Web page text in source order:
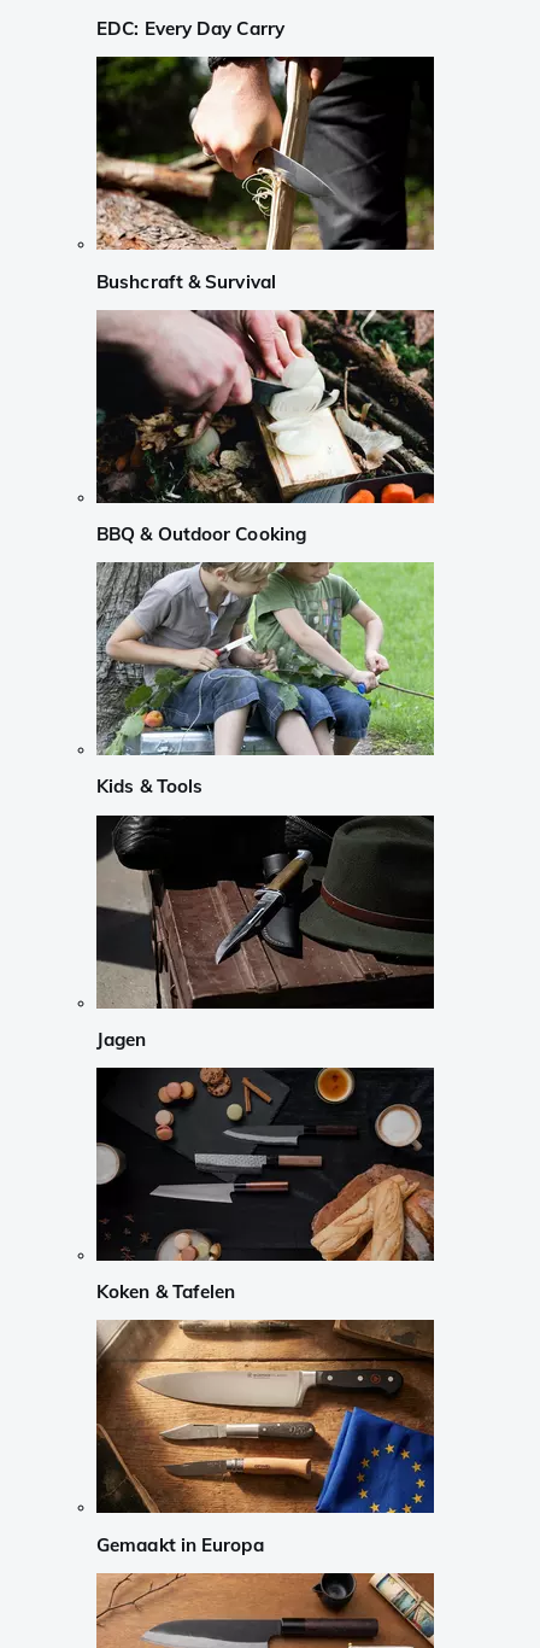
EDC: Every Day Carry
Bushcraft & Survival
BBQ & Outdoor Cooking
Kids & Tools
Jagen
Koken & Tafelen
Gemaakt in Europa